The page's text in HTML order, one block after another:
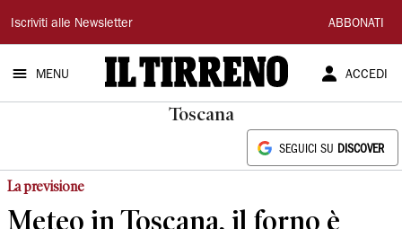
Il
Tirreno
Iscriviti alle Newsletter ABBONATI
MENU ACCEDI
Toscana
SEGUICI SU DISCOVER
La previsione
Meteo in Toscana, il forno è